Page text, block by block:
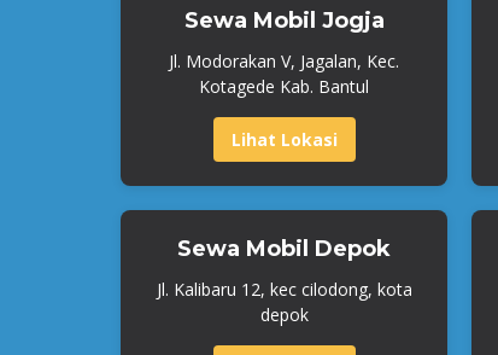
Sewa Mobil Jogja
Jl. Modorakan V, Jagalan, Kec.
Kotagede Kab. Bantul
Lihat Lokasi
Sewa Mobil Depok
Jl. Kalibaru 12, kec cilodong, kota
depok